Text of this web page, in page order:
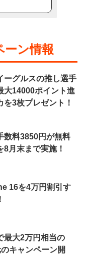
ーン情報
ーグルスの推し選手
大14000ポイント進
3枚プレゼント！
数料3850円が無料
月末まで実施！
16を4万円割引す
最大2万円相当の
キャンペーン開